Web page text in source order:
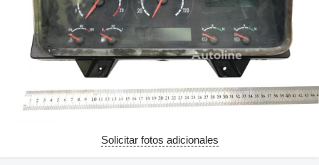
Solicitar fotos adicionales